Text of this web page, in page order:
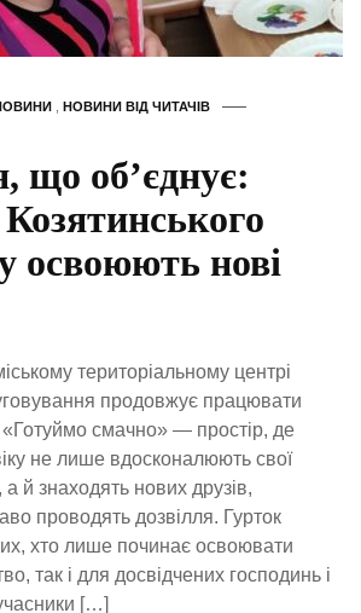
НОВИНИ ВІД ЧИТАЧІВ
що об’єднує:
Козятинського
освоюють нові
територіальному центрі
продовжує працювати
«Готуймо смачно» — простір, де
не лише вдосконалюють свої
а й знаходять нових друзів,
проводять дозвілля. Гурток
хто лише починає освоювати
так і для досвідчених господинь і
[…]